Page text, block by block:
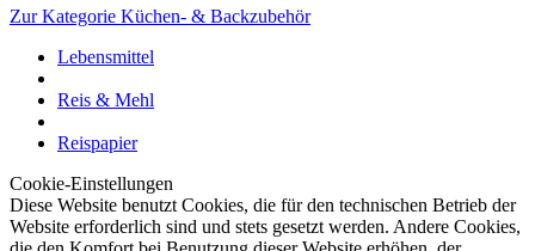
Zur Kategorie Küchen- & Backzubehör
Lebensmittel
Reis & Mehl
Reispapier
Cookie-Einstellungen
Diese Website benutzt Cookies, die für den technischen Betrieb der
Website erforderlich sind und stets gesetzt werden. Andere Cookies,